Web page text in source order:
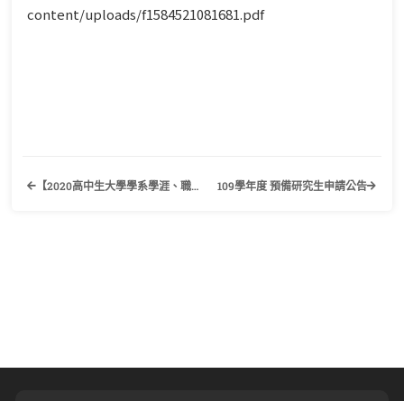
content/uploads/f1584521081681.pdf
【2020高中生大學學系學涯、職涯、生涯體驗營】歡迎有興趣的學生踴躍報名參加！ 109學年度 預備研究生申請公告